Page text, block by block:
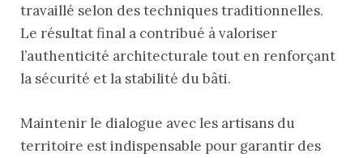
travaillé selon des techniques traditionnelles.
Le résultat final a contribué à valoriser
l’authenticité architecturale tout en renforçant
la sécurité et la stabilité du bâti.
Maintenir le dialogue avec les artisans du
territoire est indispensable pour garantir des